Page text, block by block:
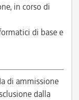
in corso di
di base e
di ammissione
dalla